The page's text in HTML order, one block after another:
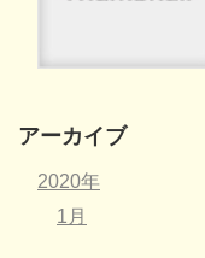
アーカイブ
2020年
1月